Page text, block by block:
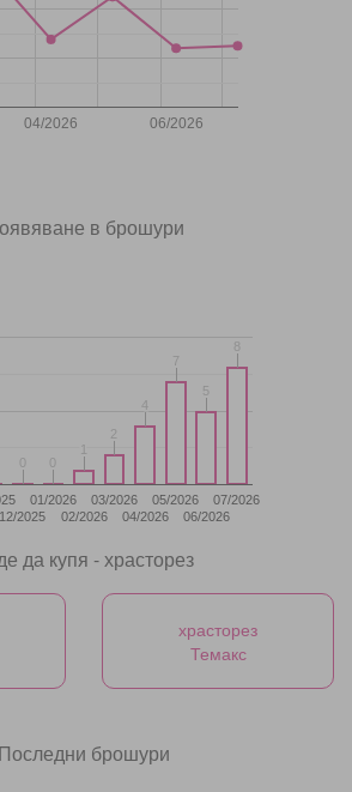
04/2026 06/2026
в брошури
12/2025
01/2026
02/2026
03/2026
04/2026
05/2026
06/2026
07/2026
00 00
11
22
44
77
55
88
да купя - храсторез
храсторез
Темакс
Последни брошури